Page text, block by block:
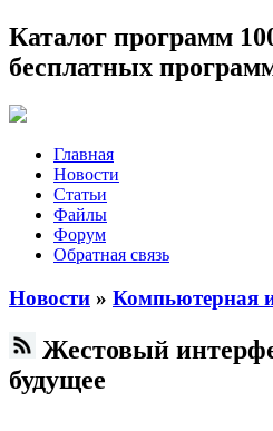
Каталог программ
бесплатных
Главная
Новости
Статьи
Файлы
Форум
Обратная связь
Новости » Компьютерная
Жестовый
будущее